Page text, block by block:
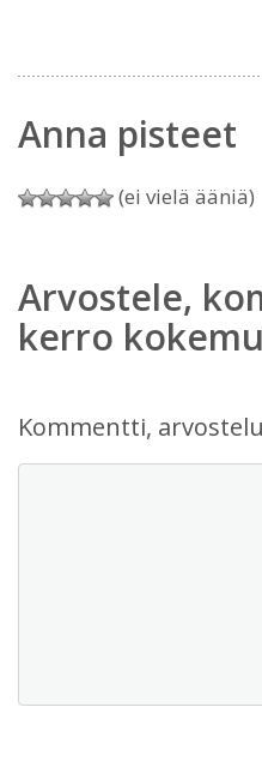
Anna pisteet
(ei vielä ääniä)
Arvostele,
kerro
Kommentti,